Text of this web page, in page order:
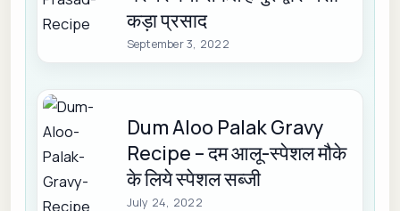
कड़ा प्रसाद
September 3, 2022
Dum Aloo Palak Gravy
Recipe – दम आलू-स्पेशल मौके
के लिये स्पेशल सब्जी
July 24, 2022